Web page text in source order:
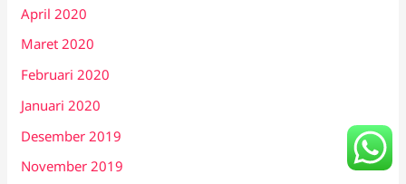
April 2020
Maret 2020
Februari 2020
Januari 2020
Desember 2019
November 2019